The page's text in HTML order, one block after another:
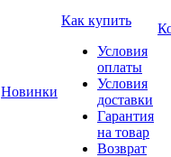
Новинки
Как купить
Условия
оплаты
Условия
доставки
Гарантия
на товар
Возврат